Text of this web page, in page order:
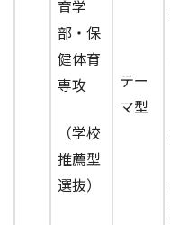
育学
部・保
健体育
専攻
（学校
推薦型
選抜）
テー
マ型